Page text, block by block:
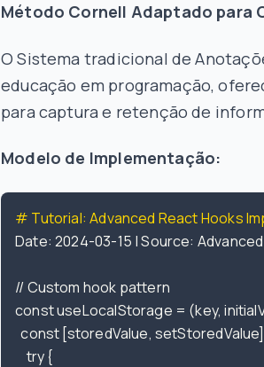
Método Cornell Adaptado para
O Sistema tradicional de
educação em programação,
para captura e retenção de
Modelo de Implementação:
# Tutorial: Advanced React Hooks
Date: 2024-03-15 | Source:
// Custom hook pattern
const useLocalStorage = (key,
    try {